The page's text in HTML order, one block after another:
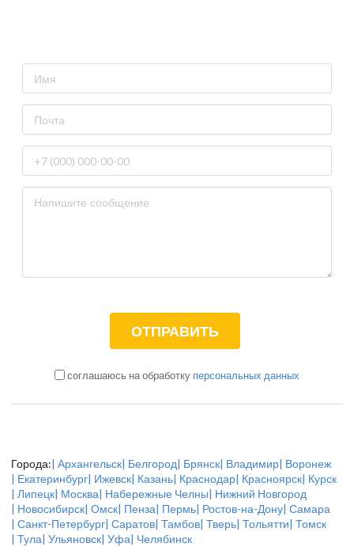
соглашаюсь на обработку персональных данных
Города:| Архангельск| Белгород| Брянск| Владимир| Воронеж
| Екатеринбург| Ижевск| Казань| Краснодар| Красноярск| Курск
| Липецк| Москва| Набережные Челны| Нижний Новгород
| Новосибирск| Омск| Пенза| Пермь| Ростов-на-Дону| Самара
| Санкт-Петербург| Саратов| Тамбов| Тверь| Тольятти| Томск
| Тула| Ульяновск| Уфа| Челябинск